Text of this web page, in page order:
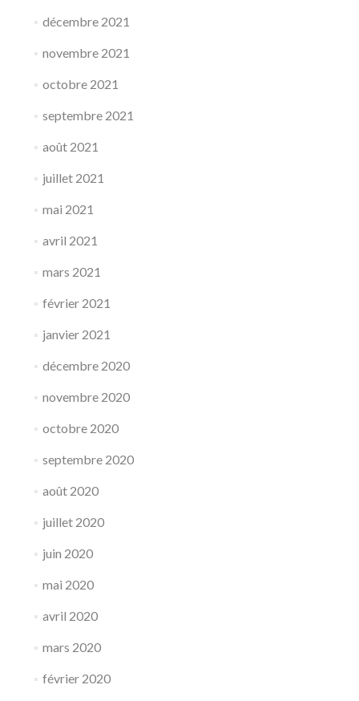
décembre 2021
novembre 2021
octobre 2021
septembre 2021
août 2021
juillet 2021
mai 2021
avril 2021
mars 2021
février 2021
janvier 2021
décembre 2020
novembre 2020
octobre 2020
septembre 2020
août 2020
juillet 2020
juin 2020
mai 2020
avril 2020
mars 2020
février 2020